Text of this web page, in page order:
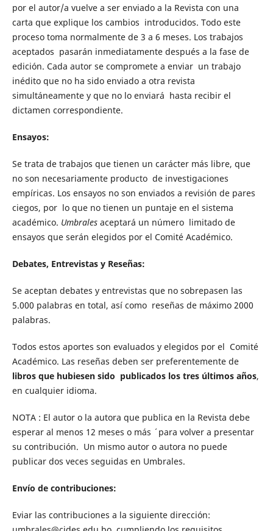
por el autor/a vuelve a ser enviado a la Revista con una
carta que explique los cambios introducidos. Todo este
proceso toma normalmente de 3 a 6 meses. Los trabajos
aceptados pasarán inmediatamente después a la fase de
edición. Cada autor se compromete a enviar un trabajo
inédito que no ha sido enviado a otra revista
simultáneamente y que no lo enviará hasta recibir el
dictamen correspondiente.
Ensayos:
Se trata de trabajos que tienen un carácter más libre, que
no son necesariamente producto de investigaciones
empíricas. Los ensayos no son enviados a revisión de pares
ciegos, por lo que no tienen un puntaje en el sistema
académico. Umbrales aceptará un número limitado de
ensayos que serán elegidos por el Comité Académico.
Debates, Entrevistas y Reseñas:
Se aceptan debates y entrevistas que no sobrepasen las
5.000 palabras en total, así como reseñas de máximo 2000
palabras.
Todos estos aportes son evaluados y elegidos por el Comité
Académico. Las reseñas deben ser preferentemente de
libros que hubiesen sido publicados los tres últimos años,
en cualquier idioma.
NOTA : El autor o la autora que publica en la Revista debe
esperar al menos 12 meses o más ´ para volver a presentar
su contribución. Un mismo autor o autora no puede
publicar dos veces seguidas en Umbrales.
Envío de contribuciones:
Eviar las contribuciones a la siguiente dirección: